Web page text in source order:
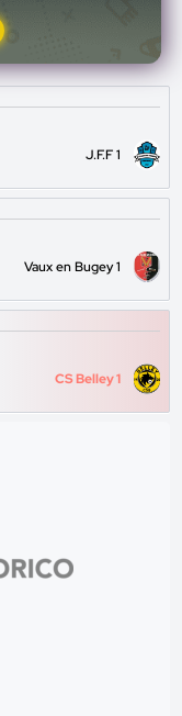
J.F.F 1
Vaux en Bugey 1
CS Belley 1